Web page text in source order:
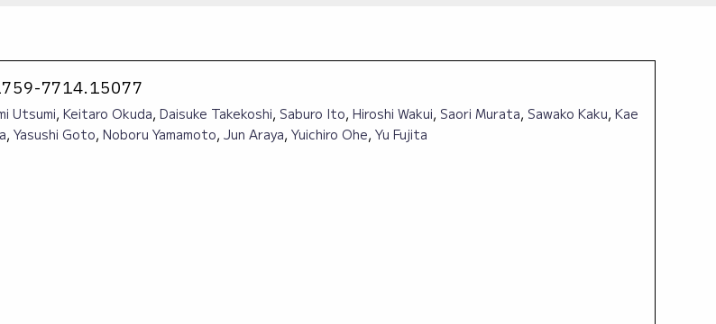
7714.15077
Utsumi, Keitaro Okuda, Daisuke Takekoshi, Saburo Ito, Hiroshi Wakui, Saori Murata, Sawako Kaku, Kae
, Yasushi Goto, Noboru Yamamoto, Jun Araya, Yuichiro Ohe, Yu Fujita